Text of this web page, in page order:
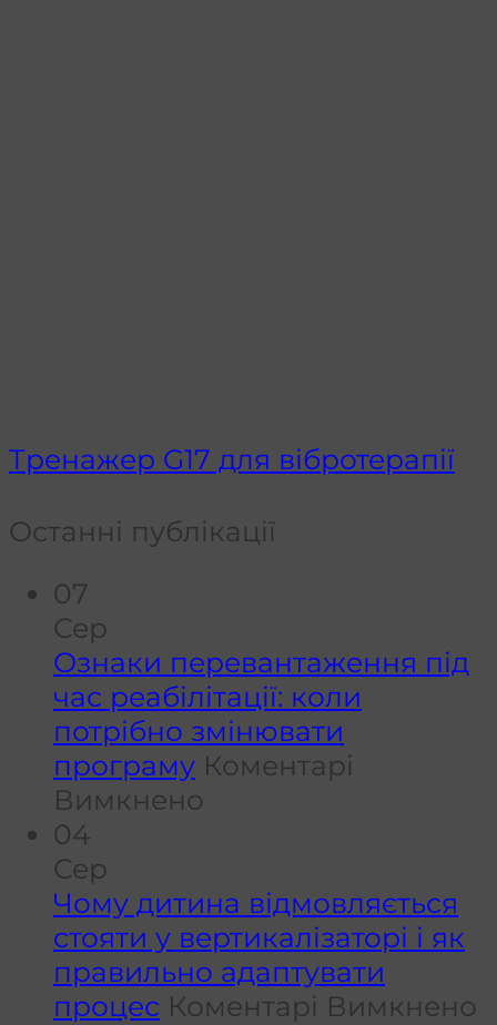
Тренажер G17 для вібротерапії
Останні публікації
07
Сер
Ознаки перевантаження під
час реабілітації: коли
потрібно змінювати
програму Коментарі
Вимкнено
під
час
реабілітації:
коли
04
Сер
Чому дитина відмовляється
стояти у вертикалізаторі і як
правильно адаптувати
процес Коментарі Вимкнено